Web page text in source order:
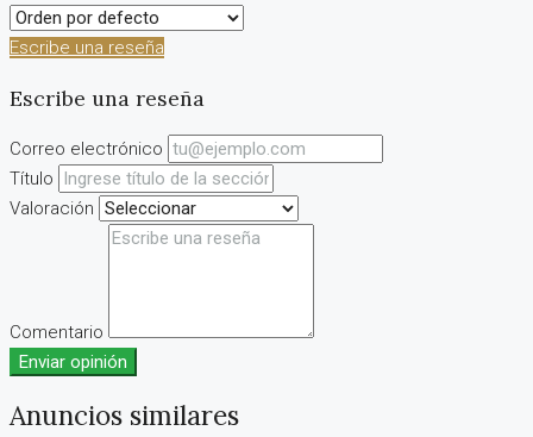
Escribe una reseña
Escribe una reseña
Correo electrónico
Título
Valoración
Comentario
Enviar opinión
Anuncios similares